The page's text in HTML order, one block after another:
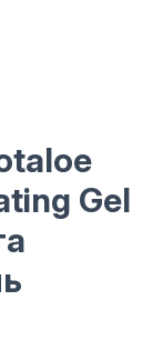
Gel